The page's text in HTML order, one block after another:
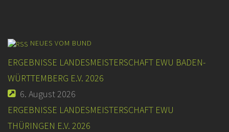
NEUES VOM BUND
ERGEBNISSE LANDESMEISTERSCHAFT EWU BADEN-
WÜRTTEMBERG E.V. 2026
6. August 2026
ERGEBNISSE LANDESMEISTERSCHAFT EWU
THÜRINGEN E.V. 2026